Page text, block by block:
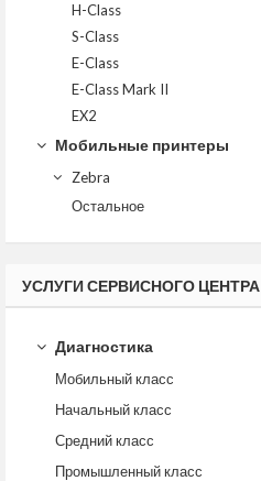
H-Class
S-Class
E-Class
E-Class Mark II
EX2
Мобильные принтеры
Zebra
Остальное
УСЛУГИ СЕРВИСНОГО ЦЕНТРА
Диагностика
Мобильный класс
Начальный класс
Средний класс
Промышленный класс